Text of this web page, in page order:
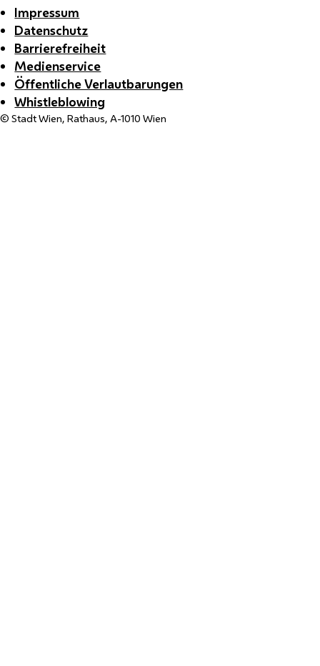
Impressum
Datenschutz
Barrierefreiheit
Medienservice
Öffentliche Verlautbarungen
Whistleblowing
© Stadt Wien, Rathaus, A-1010 Wien